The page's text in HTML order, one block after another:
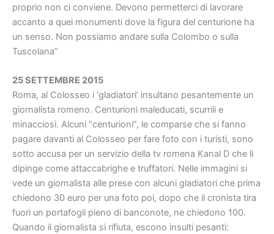
proprio non ci conviene. Devono permetterci di lavorare
accanto a quei monumenti dove la figura del centurione ha
un senso. Non possiamo andare sulla Colombo o sulla
Tuscolana”
25 SETTEMBRE 2015
Roma, al Colosseo i ‘gladiatori’ insultano pesantemente un
giornalista romeno. Centurioni maleducati, scurrili e
minacciosi. Alcuni “centurioni”, le comparse che si fanno
pagare davanti al Colosseo per fare foto con i turisti, sono
sotto accusa per un servizio della tv romena Kanal D che li
dipinge come attaccabrighe e truffatori. Nelle immagini si
vede un giornalista alle prese con alcuni gladiatori che prima
chiedono 30 euro per una foto poi, dopo che il cronista tira
fuori un portafogli pieno di banconote, ne chiedono 100.
Quando il giornalista si rifiuta, escono insulti pesanti: